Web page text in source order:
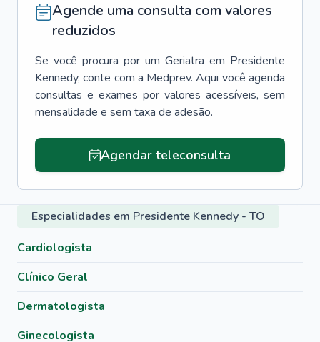
Agende uma consulta com valores
reduzidos
Se você procura por um Geriatra em Presidente
Kennedy, conte com a Medprev. Aqui você agenda
consultas e exames por valores acessíveis, sem
mensalidade e sem taxa de adesão.
Agendar teleconsulta
Especialidades em Presidente Kennedy - TO
Cardiologista
Clínico Geral
Dermatologista
Ginecologista